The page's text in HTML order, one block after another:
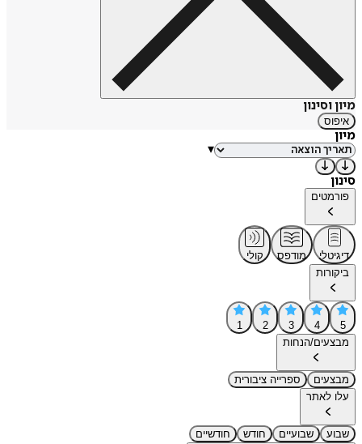
מיון וסינון
איפוס
מיון
▾
סינון
פורמטים
דיגיטלי מודפס
קולי
ביקורות
5
4
3
2
1
מבצעים/הנחות
מבצעים
ספרייה ציבורית
עלו לאתר
שבוע שבועיים חודש
חודשיים